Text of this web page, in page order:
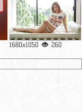
1680x1050 260